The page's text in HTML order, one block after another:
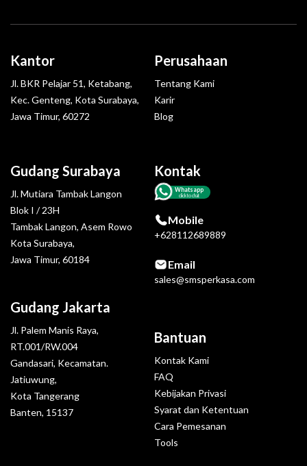
Gudang Surabaya
Jl. Mutiara Tambak Langon
Blok I / 23H
Tambak Langon, Asem Rowo
Kota Surabaya,
Jawa Timur, 60184
Gudang Jakarta
Jl. Palem Manis Raya,
RT.001/RW.004
Gandasari, Kecamatan.
Jatiuwung,
Kota Tangerang
Banten, 15137
Kantor
Jl. BKR Pelajar 51, Ketabang,
Kec. Genteng, Kota Surabaya,
Jawa Timur, 60272
Kontak
Whatsapp
click to chat
Mobile
+628112689889
Email
sales@smsperkasa.com
Perusahaan
Tentang Kami
Karir
Blog
Bantuan
Kontak Kami
FAQ
Kebijakan Privasi
Syarat dan Ketentuan
Cara Pemesanan
Tools